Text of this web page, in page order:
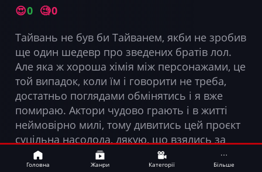
Bamboo
UA
Головна Жанри Категорії Більше
😍0 🧐0
Тайвань не був би Тайванем, якби не зробив
ще один шедевр про зведених братів лол.
Але яка ж хороша хімія між персонажами, це
той випадок, коли їм і говорити не треба,
достатньо поглядами обмінятись і я вже
помираю. Актори чудово грають і в житті
неймовірно милі, тому дивитись цей проєкт
суцільна насолода, дякую, що взялись за
його переклад.